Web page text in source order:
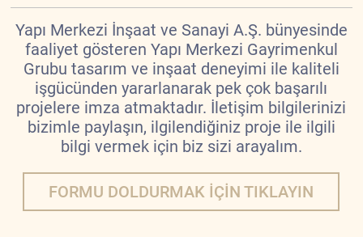
Yapı Merkezi İnşaat ve Sanayi A.Ş. bünyesinde
faaliyet gösteren Yapı Merkezi Gayrimenkul
Grubu tasarım ve inşaat deneyimi ile kaliteli
işgücünden yararlanarak pek çok başarılı
projelere imza atmaktadır. İletişim bilgilerinizi
bizimle paylaşın, ilgilendiğiniz proje ile ilgili
bilgi vermek için biz sizi arayalım.
FORMU DOLDURMAK İÇİN TIKLAYIN